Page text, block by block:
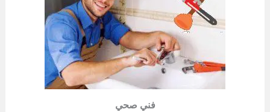
فني صحي